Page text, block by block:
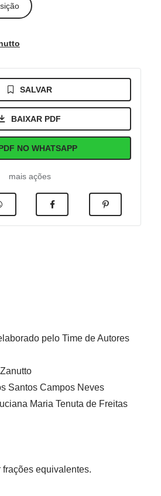
SALVAR
BAIXAR PDF
NO WHATSAPP
mais ações
pelo Time de Autores
Santos Campos Neves
Maria Tenuta de Freitas
equivalentes.